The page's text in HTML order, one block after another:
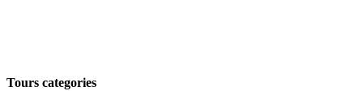
Tours categories